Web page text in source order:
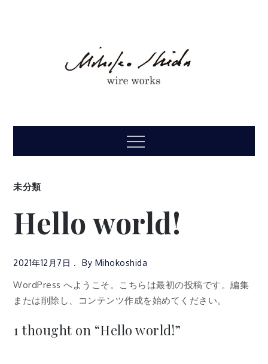
MIHOKO SHIDA
トの世界。
Menu
未分類
Hello world!
2021年12月7日 By Mihokoshida
WordPress へようこそ。こちらは最初の投稿です。編集
または削除し、コンテンツ作成を始めてください。
1 thought on “Hello world!”